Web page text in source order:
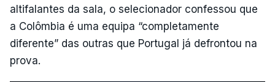
altifalantes da sala, o selecionador confessou que
a Colômbia é uma equipa “completamente
diferente” das outras que Portugal já defrontou na
prova.